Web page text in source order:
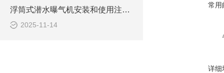
浮筒式潜水曝气机安装和使用注意事项
2025-11-14
常用
详细